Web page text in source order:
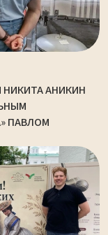
АНИКИН
ПАВЛОМ